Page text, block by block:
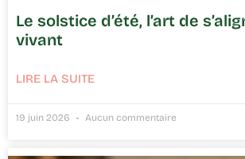
Le solstice d’été, l’art de
vivant
LIRE LA SUITE
19 juin 2026 Aucun commentaire